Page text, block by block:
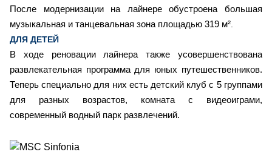
После модернизации на лайнере обустроена большая
музыкальная и танцевальная зона площадью 319 м²
ДЛЯ ДЕТЕЙ
В ходе реновации лайнера также усовершенствована
развлекательная программа для юных путешественников.
Теперь специально для них есть детский клуб с 5 группами
для разных возрастов, комната с видеоиграми,
современный водный парк развлечений.